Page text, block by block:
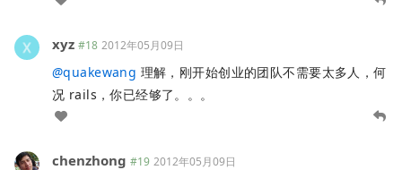
xyz #18 2012年05月09日
@quakewang 理解，刚开始创业的团队不需要太多人，何
况 rails，你已经够了。。。
chenzhong #19 2012年05月09日